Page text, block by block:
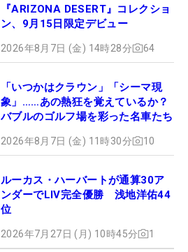
『ARIZONA DESERT』コレクショ
ン、9月15日限定デビュー
2026年8月7日 (金) 14時28分 64
「いつかはクラウン」「シーマ現
象」……あの熱狂を覚えているか？
バブルのゴルフ場を彩った名車たち
2026年8月7日 (金) 11時30分 10
ルーカス・ハーバートが通算30ア
ンダーでLIV完全優勝 浅地洋佑44
位
2026年7月27日 (月) 10時45分 1